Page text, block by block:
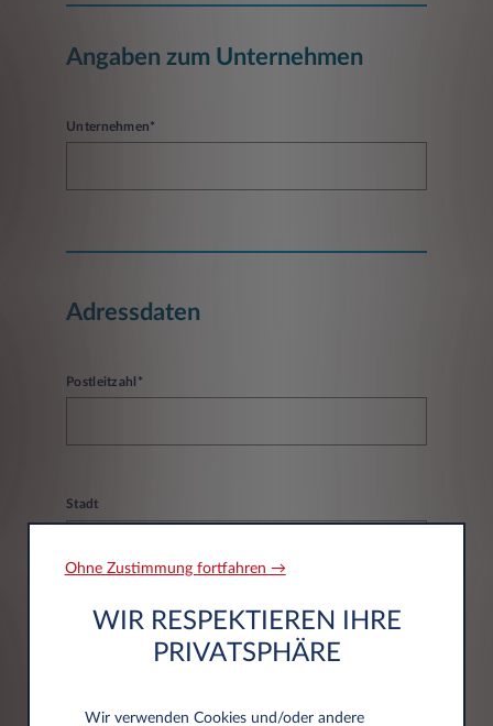
Angaben zum Unternehmen
Unternehmen*
Adressdaten
Postleitzahl*
Stadt
Ohne Zustimmung fortfahren →
WIR RESPEKTIEREN IHRE
PRIVATSPHÄRE
Wir verwenden Cookies und/oder andere